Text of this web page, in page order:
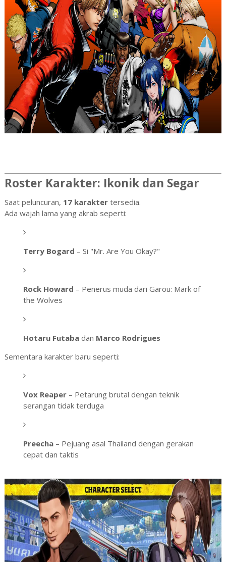
Roster Karakter: Ikonik dan Segar
Saat peluncuran, 17 karaktertersedia.
Ada wajah lama yang akrab seperti:
Terry Bogard – Si "Mr. Are You Okay?"
Rock Howard – Penerus muda dari Garou: Mark of
the Wolves
Hotaru Futaba dan Marco Rodrigues
Sementara karakter baru seperti:
Vox Reaper – Petarung brutal dengan teknik
serangan tidak terduga
Preecha – Pejuang asal Thailand dengan gerakan
cepat dan taktis